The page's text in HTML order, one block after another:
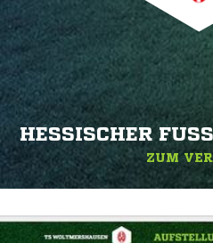
HESSISCHER
ZUM